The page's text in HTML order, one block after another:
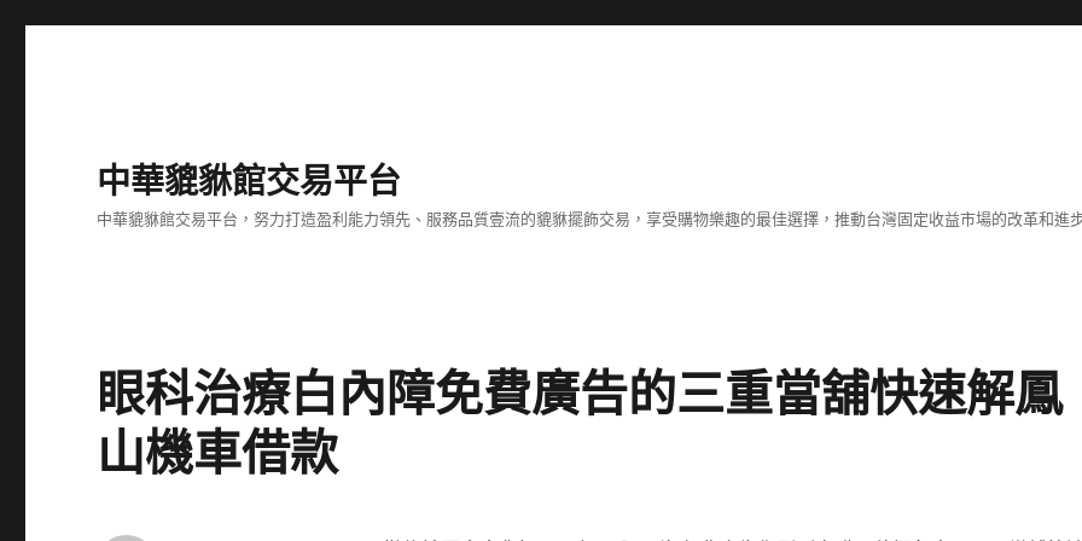
中華貔貅館交易平台
中華貔貅館交易平台，努力打造盈利能力領先、服務品質壹流的貔貅擺飾交易，享受購物樂趣的最佳選擇，推動台灣固定收益市場的改革和進
眼科治療白內障免費廣告的三重當舖快速解鳳
山機車借款